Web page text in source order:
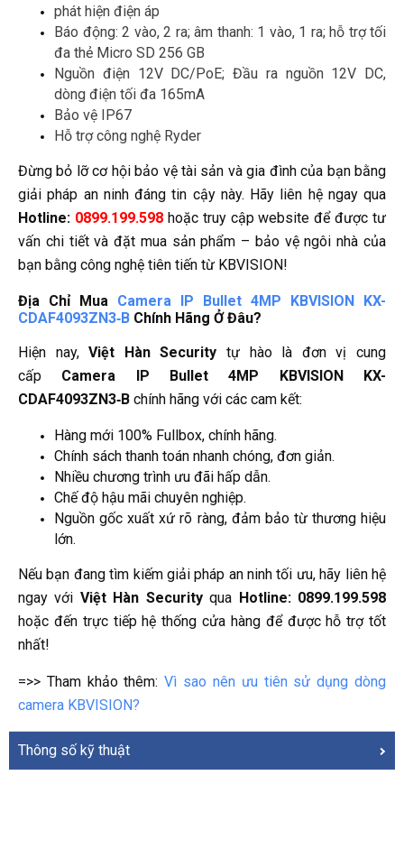
phát hiện điện áp
Báo động: 2 vào, 2 ra; âm thanh: 1 vào, 1 ra; hỗ trợ tối
đa thẻ Micro SD 256 GB
Nguồn điện 12V DC/PoE; Đầu ra nguồn 12V DC,
dòng điện tối đa 165mA
Bảo vệ IP67
Hỗ trợ công nghệ Ryder
Đừng bỏ lỡ cơ hội bảo vệ tài sản và gia đình của bạn bằng
giải pháp an ninh đáng tin cậy này. Hãy liên hệ ngay qua
Hotline: 0899.199.598 hoặc truy cập website để được tư
vấn chi tiết và đặt mua sản phẩm – bảo vệ ngôi nhà của
bạn bằng công nghệ tiên tiến từ KBVISION!
Địa Chỉ Mua Camera IP Bullet 4MP KBVISION KX-
CDAF4093ZN3‑B Chính Hãng Ở Đâu?
Hiện nay,Việt Hàn Security tự hào là đơn vị cung
cấp Camera IP Bullet 4MP KBVISION KX-
CDAF4093ZN3‑B chính hãng với các cam kết:
Hàng mới 100% Fullbox, chính hãng.
Chính sách thanh toán nhanh chóng, đơn giản.
Nhiều chương trình ưu đãi hấp dẫn.
Chế độ hậu mãi chuyên nghiệp.
Nguồn gốc xuất xứ rõ ràng, đảm bảo từ thương hiệu
lớn.
Nếu bạn đang tìm kiếm giải pháp an ninh tối ưu, hãy liên hệ
ngay với Việt Hàn Securityqua Hotline: 0899.199.598
hoặc đến trực tiếp hệ thống cửa hàng để được hỗ trợ tốt
nhất!
=>> Tham khảo thêm:Vì sao nên ưu tiên sử dụng dòng
camera KBVISION?
Thông số kỹ thuật